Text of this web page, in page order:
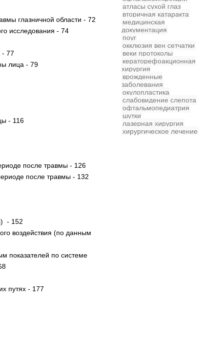
глазничной области - 72
исследования - 74
- 77
лица - 79
- 116
после травмы - 126
после травмы - 132
- 152
воздействия (по данным
показателей по системе
путях - 177
атласы сухой глаз
вторичная катаракта
медицинская
документация
поуг
окклюзия вен сетчатки
веки протоколы
кераторефоакционная
хирургия
врожденные
заболевания
окулопластика
слабовидение слепота
офтальмопедиатрия
шутки
лазерная хирургия
хирургическое лечение